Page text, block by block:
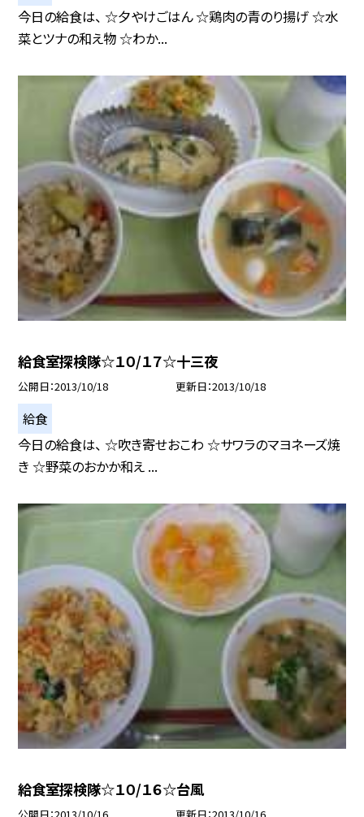
今日の給食は、 ☆夕やけごはん ☆鶏肉の青のり揚げ ☆水
菜とツナの和え物 ☆わか...
給食室探検隊☆１０/１７☆十三夜
公開日 2013/10/18 更新日 2013/10/18
給食
今日の給食は、 ☆吹き寄せおこわ ☆サワラのマヨネーズ焼
き ☆野菜のおかか和え ...
給食室探検隊☆１０/１６☆台風